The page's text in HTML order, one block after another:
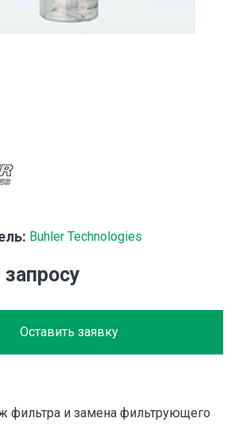
Buhler Technologies
запросу
Оставить заявку
фильтра и замена фильтрующего